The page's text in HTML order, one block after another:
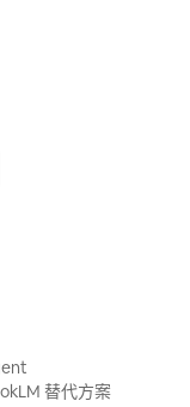
替代方案